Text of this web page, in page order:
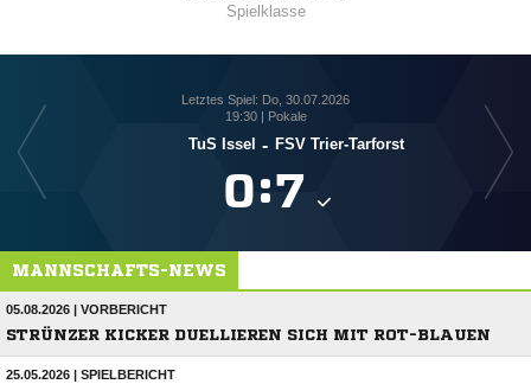
Spielklasse
Letztes Spiel: Do, 30.07.2026
19:30 | Pokale
TuS Issel - FSV Trier-Tarforst
:
MANNSCHAFTS-NEWS
05.08.2026 | VORBERICHT
STRÜNZER KICKER DUELLIEREN SICH MIT ROT-BLAUEN
25.05.2026 | SPIELBERICHT